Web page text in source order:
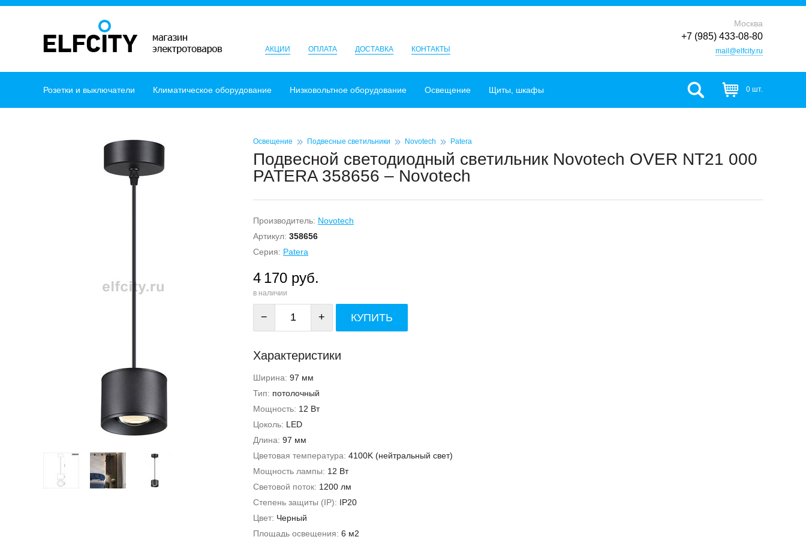
АКЦИИ ОПЛАТА ДОСТАВКА КОНТАКТЫ
Москва
+7 (985) 433-08-80
mail@elfcity.ru
Розетки и выключатели Климатическое оборудование Низковольтное оборудование Освещение Щиты, шкафы 0 шт.
Освещение Подвесные светильники Novotech Patera
Подвесной светодиодный светильник Novotech OVER NT21 000
PATERA 358656 – Novotech
Производитель: Novotech
Артикул: 358656
Серия: Patera
4 170 руб.
в наличии
− + КУПИТЬ
Характеристики
Ширина: 97 мм
Тип: потолочный
Мощность: 12 Вт
Цоколь: LED
Длина: 97 мм
Цветовая температура: 4100K (нейтральный свет)
Мощность лампы: 12 Вт
Световой поток: 1200 лм
Степень защиты (IP): IP20
Цвет: Черный
Площадь освещения: 6 м2